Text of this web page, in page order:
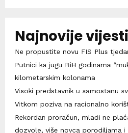
Najnovije vijesti
Ne propustite novu FIS Plus
Putnici ka jugu BiH godinama
kilometarskim kolonama
Visoki predstavnik u samostanu
Vitkom poziva na racionalno
Rekordan proračun, mladi ne
dozvole, više novca porodiljama i